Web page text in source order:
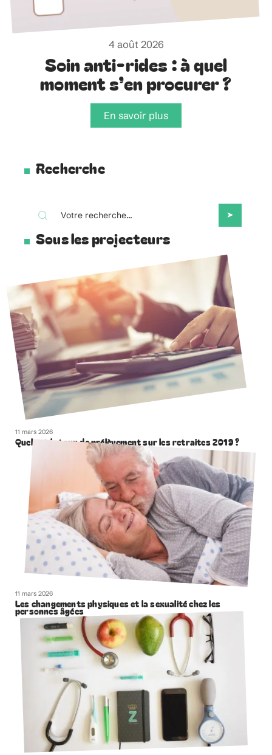
4 août 2026
Soin anti-rides : à quel
moment s’en procurer ?
En savoir plus
Recherche
Sous les projecteurs
11 mars 2026
Quel est le taux de prélèvement sur les retraites 2019 ?
11 mars 2026
Les changements physiques et la sexualité chez les
personnes âgées